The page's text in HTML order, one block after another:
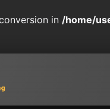
in /home/